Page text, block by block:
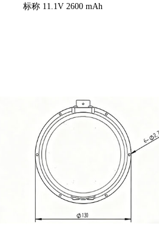
标称 11.1V 2600 mAh